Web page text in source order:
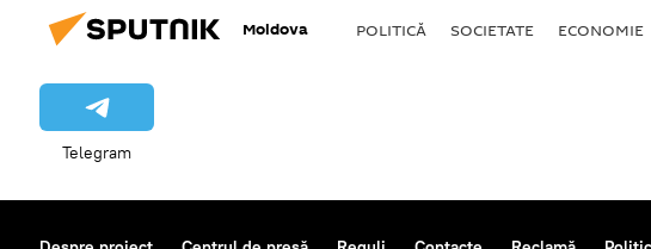
Moldova POLITICĂ SOCIETATE ECONOMIE
Telegram